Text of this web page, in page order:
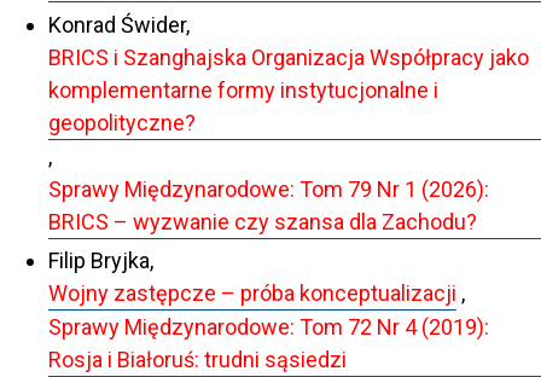
Konrad Świder,
BRICS i Szanghajska Organizacja Współpracy jako
komplementarne formy instytucjonalne i
geopolityczne?
,
Sprawy Międzynarodowe: Tom 79 Nr 1 (2026):
BRICS – wyzwanie czy szansa dla Zachodu?
Filip Bryjka,
Wojny zastępcze – próba konceptualizacji ,
Sprawy Międzynarodowe: Tom 72 Nr 4 (2019):
Rosja i Białoruś: trudni sąsiedzi